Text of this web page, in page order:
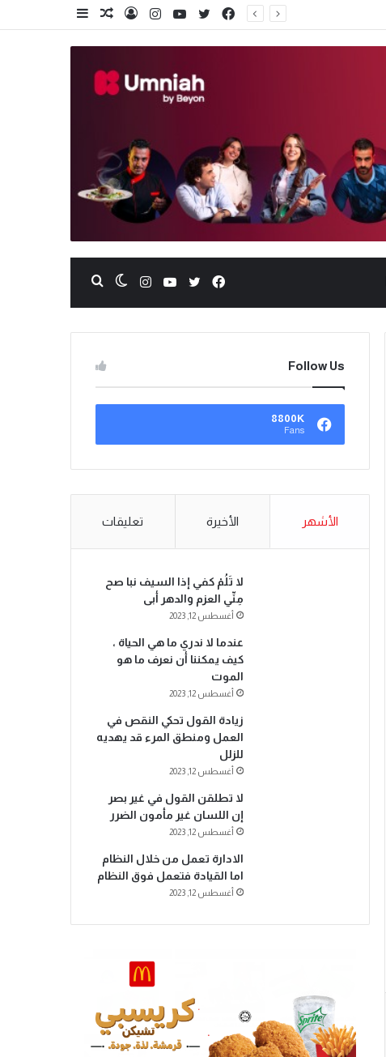
Follow Us
8800K
Fans
الأشهر الأخيرة تعليقات
لا تَلُمْ كفي إذا السيف نبا صح
مِنِّي العزم والدهر أبى
أغسطس 12, 2023
عندما لا ندري ما هي الحياة ،
كيف يمكننا أن نعرف ما هو
الموت
أغسطس 12, 2023
زيادة القول تحكي النقص في
العمل ومنطق المرء قد يهديه
للزلل
أغسطس 12, 2023
لا تطلقن القول في غير بصر
إن اللسان غير مأمون الضرر
أغسطس 12, 2023
الادارة تعمل من خلال النظام
اما القيادة فتعمل فوق النظام
أغسطس 12, 2023